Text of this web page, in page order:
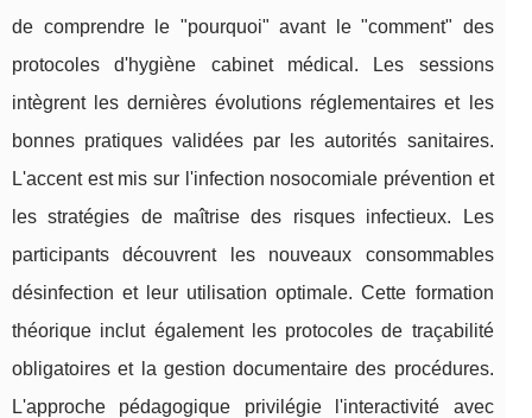
de comprendre le "pourquoi" avant le "comment" des
protocoles d'hygiène cabinet médical. Les sessions
intègrent les dernières évolutions réglementaires et les
bonnes pratiques validées par les autorités sanitaires.
L'accent est mis sur l'infection nosocomiale prévention et
les stratégies de maîtrise des risques infectieux. Les
participants découvrent les nouveaux consommables
désinfection et leur utilisation optimale. Cette formation
théorique inclut également les protocoles de traçabilité
obligatoires et la gestion documentaire des procédures.
L'approche pédagogique privilégie l'interactivité avec